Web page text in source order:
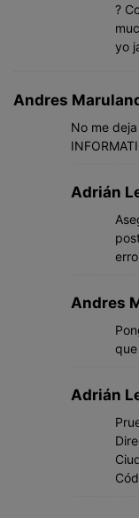
?
yo
Andres
No me
Adrián
Andres
Adrián